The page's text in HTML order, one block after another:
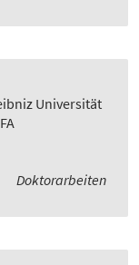
Universität
Doktorarbeiten